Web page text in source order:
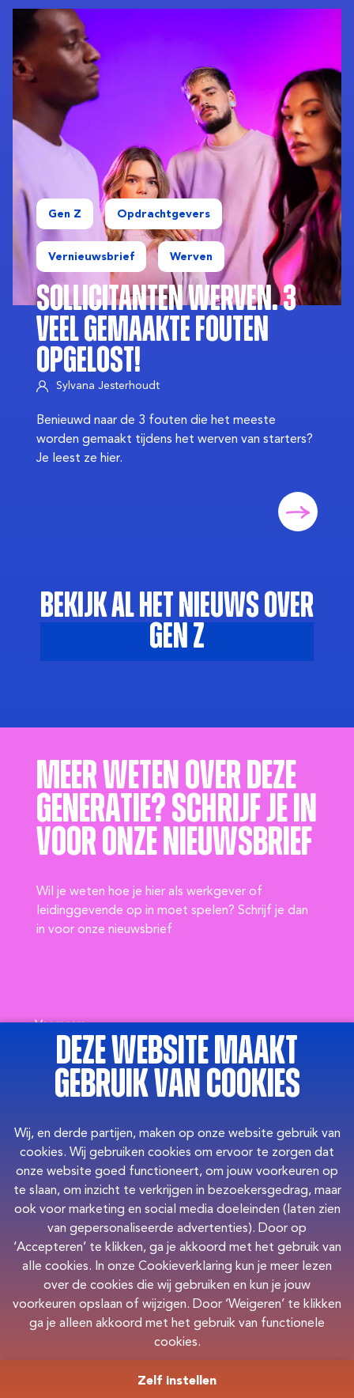
Deze website maakt
gebruik van cookies
Wij, en derde partijen, maken op onze website gebruik van
cookies. Wij gebruiken cookies om ervoor te zorgen dat
onze website goed functioneert, om jouw voorkeuren op
te slaan, om inzicht te verkrijgen in bezoekersgedrag, maar
ook voor marketing en social media doeleinden (laten zien
van gepersonaliseerde advertenties). Door op
‘Accepteren’ te klikken, ga je akkoord met het gebruik van
alle cookies. In onze Cookieverklaring kun je meer lezen
over de cookies die wij gebruiken en kun je jouw
voorkeuren opslaan of wijzigen. Door ‘Weigeren’ te klikken
ga je alleen akkoord met het gebruik van functionele
cookies.
Zelf instellen
Gen Z Opdrachtgevers
Vernieuwsbrief Werven
Sollicitanten werven. 3
veel gemaakte fouten
opgelost!
Sylvana Jesterhoudt
Benieuwd naar de 3 fouten die het meeste
worden gemaakt tijdens het werven van starters?
Je leest ze hier.
Bekijk al het nieuws over
Gen Z
Meer weten over deze
generatie? Schrijf je in
voor onze nieuwsbrief
Wil je weten hoe je hier als werkgever of
leidinggevende op in moet spelen? Schrijf je dan
in voor onze nieuwsbrief